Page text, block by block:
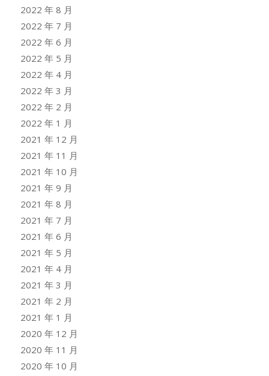
2022 年 8 月
2022 年 7 月
2022 年 6 月
2022 年 5 月
2022 年 4 月
2022 年 3 月
2022 年 2 月
2022 年 1 月
2021 年 12 月
2021 年 11 月
2021 年 10 月
2021 年 9 月
2021 年 8 月
2021 年 7 月
2021 年 6 月
2021 年 5 月
2021 年 4 月
2021 年 3 月
2021 年 2 月
2021 年 1 月
2020 年 12 月
2020 年 11 月
2020 年 10 月